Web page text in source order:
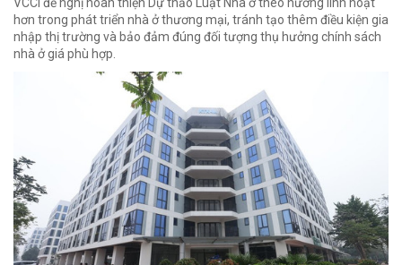
VCCI đề nghị hoàn thiện Dự thảo Luật Nhà ở theo hướng linh hoạt
hơn trong phát triển nhà ở thương mại, tránh tạo thêm điều kiện gia
nhập thị trường và bảo đảm đúng đối tượng thụ hưởng chính sách
nhà ở giá phù hợp.